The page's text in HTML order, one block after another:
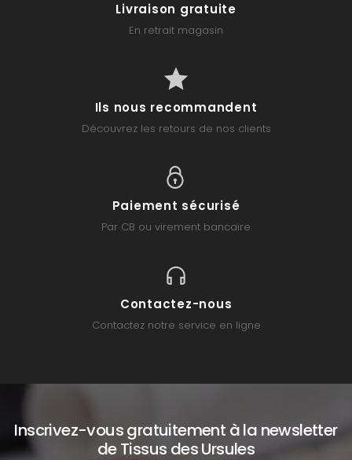
Livraison gratuite
En retrait magasin
Ils nous recommandent
Découvrez les retours de nos clients
Paiement sécurisé
Par CB ou virement bancaire
Contactez-nous
Contactez notre service en ligne
Inscrivez-vous gratuitement à la newsletter
de Tissus des Ursules